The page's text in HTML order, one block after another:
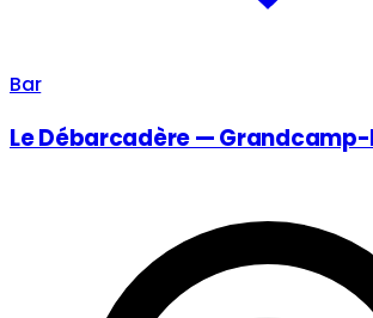
Bar
Le Débarcadère —